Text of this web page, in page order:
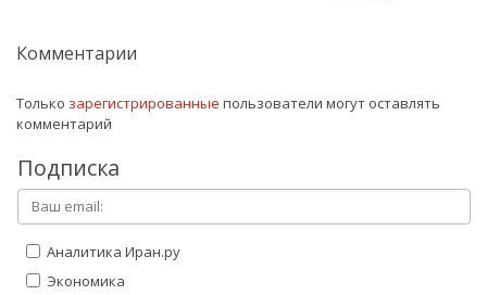
Комментарии
Только зарегистрированные пользователи могут оставлять
комментарий
Подписка
Аналитика Иран.ру
Экономика